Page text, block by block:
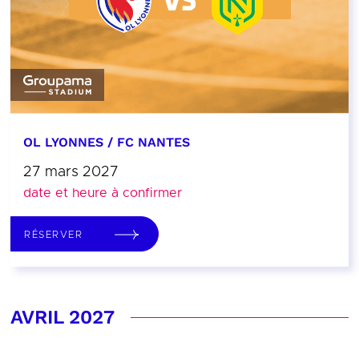
OL LYONNES / FC NANTES
27 mars 2027
date et heure à confirmer
RÉSERVER
AVRIL 2027